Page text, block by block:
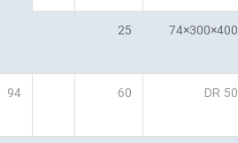
400×300×74
25
DR 50
60
94